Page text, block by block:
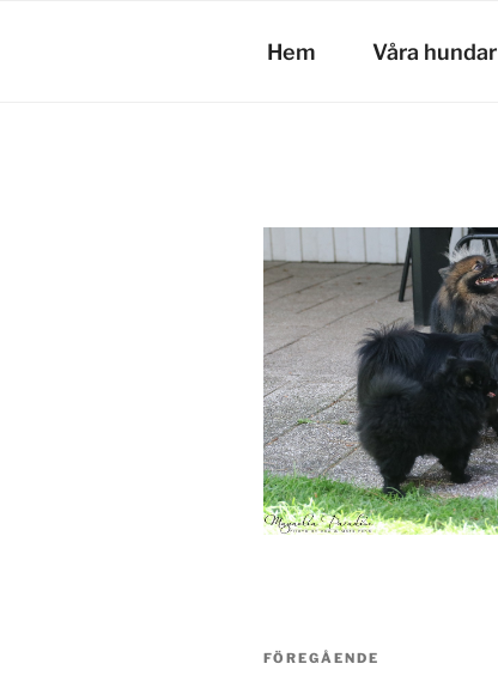
Hem Våra hundar
Inläggsnavigering
Föregående
FÖREGÅENDE